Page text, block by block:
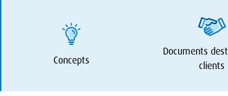
Concepts
Documents
clients